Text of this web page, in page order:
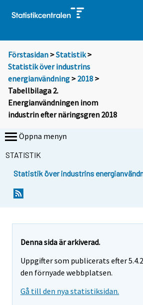
Förstasidan >Statistik >
Statistik över industrins
energianvändning > 2018 >
Tabellbilaga 2.
Energianvändningen inom
industrin efter näringsgren 2018
Öppna menyn
STATISTIK
Statistik över industrins
Denna sida är arkiverad.
Uppgifter som publicerats efter
den förnyade webbplatsen.
Gå till den nya statistiksidan.